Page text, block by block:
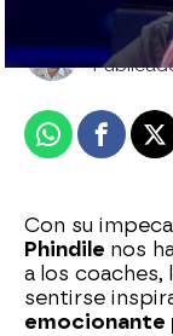
Julián
Whatsapp X
Con su
Phindile nos
a los
sentirse
emocionante